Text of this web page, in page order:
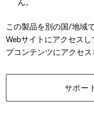
ん。
この製品を別の国/地域
Webサイトにアクセス
プコンテンツにアクセス
サポー